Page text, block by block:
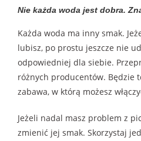
Nie każda woda jest dobra.
Każda woda ma inny smak.
lubisz, po prostu jeszcze nie
odpowiedniej dla siebie.
różnych producentów. Będzie
zabawa, w którą możesz
Jeżeli nadal masz problem z
zmienić jej smak. Skorzystaj